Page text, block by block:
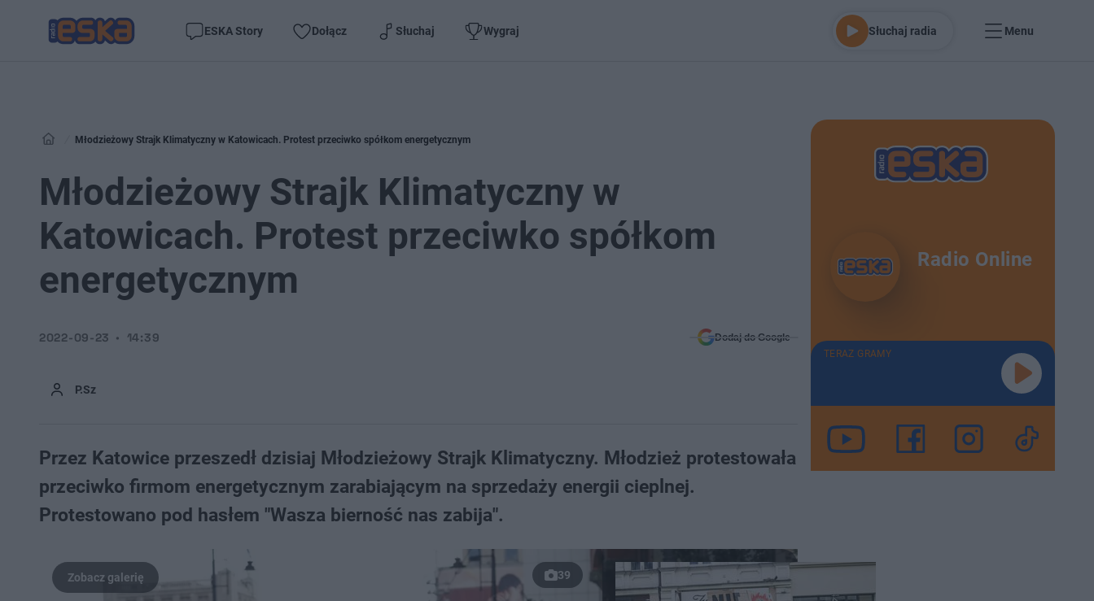
ESKA Story Dołącz Słuchaj Wygraj Słuchaj radia Menu
Młodzieżowy Strajk Klimatyczny w Katowicach. Protest przeciwko spółkom energetycznym
Młodzieżowy Strajk Klimatyczny w
Katowicach. Protest przeciwko spółkom
energetycznym
P.Sz
2022-09-23 14:39 Dodaj do Google
Przez Katowice przeszedł dzisiaj Młodzieżowy Strajk Klimatyczny. Młodzież protestowała
przeciwko firmom energetycznym zarabiającym na sprzedaży energii cieplnej.
Protestowano pod hasłem "Wasza bierność nas zabija".
39
Radio Online
TERAZ GRAMY